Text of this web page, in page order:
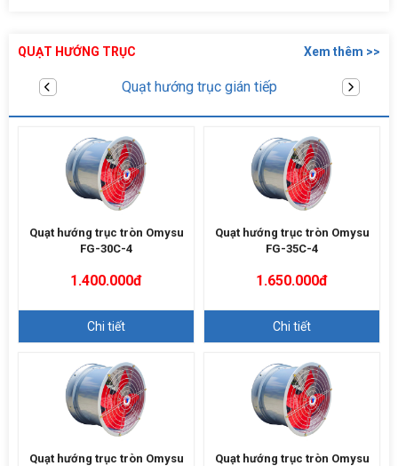
QUẠT HƯỚNG TRỤC Xem thêm >>
Quạt hướng trục trực tiếp
Quạt hướng trục tròn Omysu
FG-30C-4
1.400.000đ
Chi tiết
Quạt hướng trục tròn Omysu
FG-35C-4
1.650.000đ
Chi tiết
Quạt hướng trục tròn Omysu
Quạt hướng trục tròn Omysu